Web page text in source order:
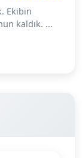
Ekibin
kaldık. ...